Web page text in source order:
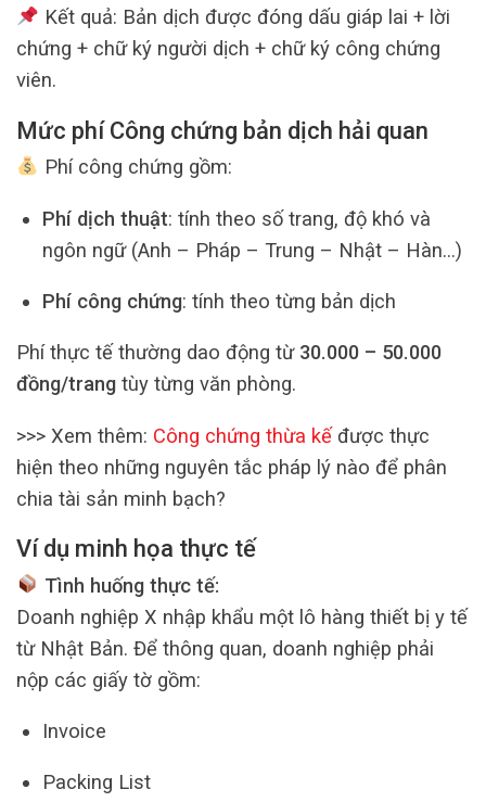
Kết quả: Bản dịch được đóng dấu giáp lai + lời
chứng + chữ ký người dịch + chữ ký công chứng
viên.
Mức phí Công chứng bản dịch hải quan
Phí công chứng gồm:
Phí dịch thuật: tính theo số trang, độ khó và
ngôn ngữ (Anh – Pháp – Trung – Nhật – Hàn…)
Phí công chứng: tính theo từng bản dịch
Phí thực tế thường dao động từ 30.000 – 50.000
đồng/trang tùy từng văn phòng.
>>> Xem thêm: Công chứng thừa kếđược thực
hiện theo những nguyên tắc pháp lý nào để phân
chia tài sản minh bạch?
Ví dụ minh họa thực tế
Tình huống thực tế:
Doanh nghiệp X nhập khẩu một lô hàng thiết bị y tế
từ Nhật Bản. Để thông quan, doanh nghiệp phải
nộp các giấy tờ gồm:
Invoice
Packing List